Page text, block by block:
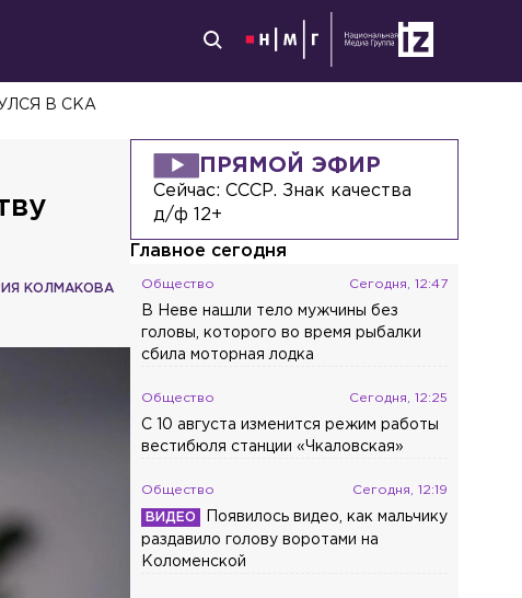
В СКА
КОЛМАКОВА
ПРЯМОЙ ЭФИР
Сейчас:СССР. Знак качества
д/ф 12+
Главное сегодня
Общество Сегодня, 12:47
В Неве нашли тело мужчины без
головы, которого во время рыбалки
сбила моторная лодка
Общество Сегодня, 12:25
С 10 августа изменится режим работы
вестибюля станции «Чкаловская»
Общество Сегодня, 12:19
Появилось видео, как мальчику
раздавило голову воротами на
Коломенской